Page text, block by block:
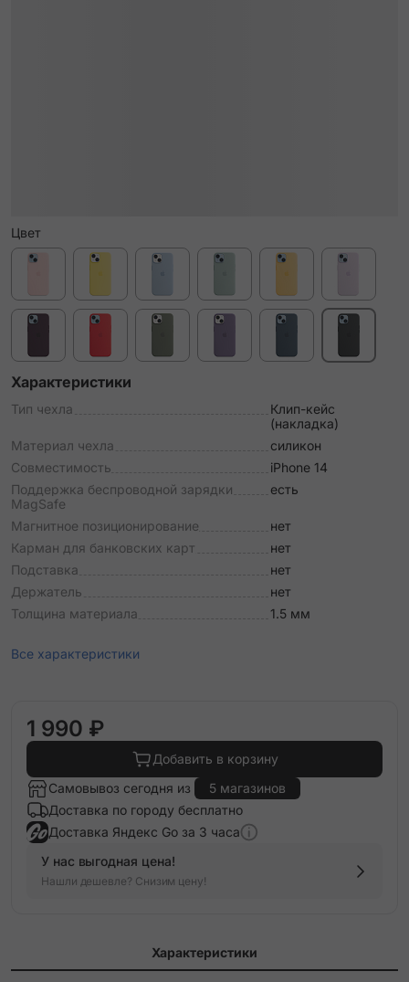
Цвет
Характеристики
Тип чехла
Клип-кейс
(накладка)
Материал чехла
силикон
Совместимость
iPhone 14
Поддержка беспроводной зарядки
MagSafe
есть
Магнитное позиционирование
нет
Карман для банковских карт
нет
Подставка
нет
Держатель
нет
Толщина материала
1.5 мм
Все характеристики
1 990 ₽
Добавить в корзину
Самовывоз сегодня из
5 магазинов
Доставка по городу бесплатно
Доставка Яндекс Go за 3 часа
У нас выгодная цена!
Нашли дешевле? Снизим цену!
Характеристики